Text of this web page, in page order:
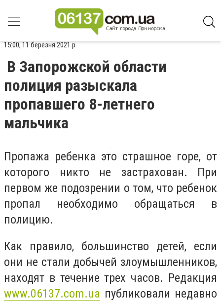
15:00, 11 березня 2021 р.
В Запорожской области
полиция разыскала
пропавшего 8-летнего
мальчика
Пропажа ребенка это страшное горе, от
которого никто не застрахован. При
первом же подозрении о том, что ребенок
пропал необходимо обращаться в
полицию.
Как правило, большинство детей, если
они не стали добычей злоумышленников,
находят в течение трех часов. Редакция
www.06137.com.ua публиковали недавно